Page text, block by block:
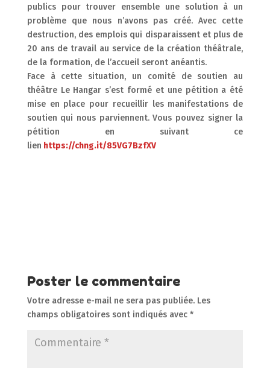
publics pour trouver ensemble une solution à un
problème que nous n’avons pas créé. Avec cette
destruction, des emplois qui disparaissent et plus de
20 ans de travail au service de la création théâtrale,
de la formation, de l’accueil seront anéantis.
Face à cette situation, un comité de soutien au
théâtre Le Hangar s’est formé et une pétition a été
mise en place pour recueillir les manifestations de
soutien qui nous parviennent. Vous pouvez signer la
pétition en suivant ce
lien https://chng.it/85VG7BzfXV
Poster le commentaire
Votre adresse e-mail ne sera pas publiée. Les
champs obligatoires sont indiqués avec *